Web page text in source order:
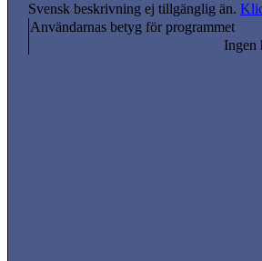
Svensk beskrivning ej tillgänglig än.
Användarnas betyg för programmet
Ingen